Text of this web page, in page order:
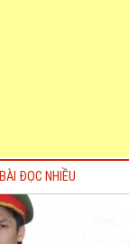
BÀI ĐỌC NHIỀU